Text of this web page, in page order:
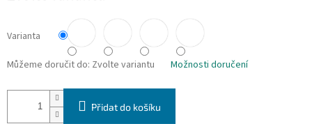
Varianta
Můžeme doručit do: Zvolte variantu Možnosti doručení
Přidat do košíku